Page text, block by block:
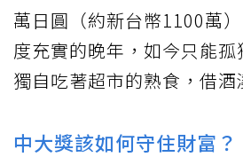
萬日圓（約新台幣1100萬
度充實的晚年，如今只能
獨自吃著超市的熟食，借酒
中大獎該如何守住財富？